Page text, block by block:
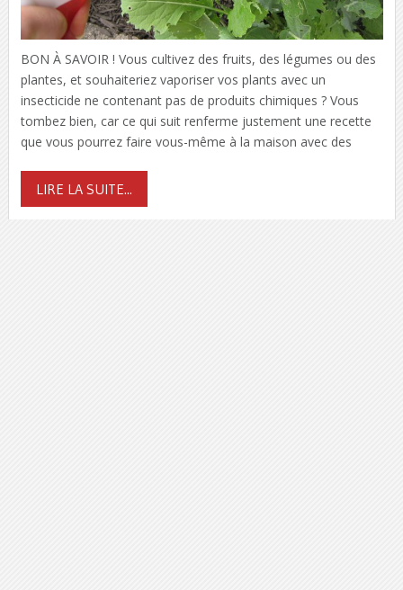
BON À SAVOIR ! Vous cultivez des fruits, des légumes ou des
plantes, et souhaiteriez vaporiser vos plants avec un
insecticide ne contenant pas de produits chimiques ? Vous
tombez bien, car ce qui suit renferme justement une recette
que vous pourrez faire vous-même à la maison avec des
LIRE LA SUITE...